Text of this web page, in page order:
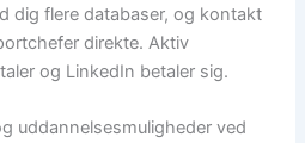
dig flere databaser, og kontakt
direkte. Aktiv
og LinkedIn betaler sig.
uddannelsesmuligheder ved